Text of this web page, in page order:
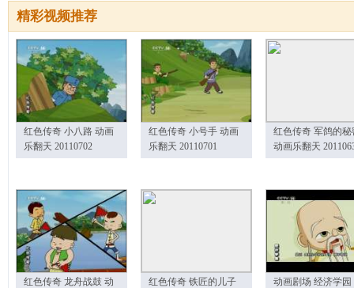
精彩视频推荐
红色传奇 小八路 动画
乐翻天 20110702
红色传奇 小号手 动画
乐翻天 20110701
红色传奇 军鸽的秘
动画乐翻天
红色传奇 龙舟战鼓 动
红色传奇 铁匠的儿子
动画剧场 经济学园